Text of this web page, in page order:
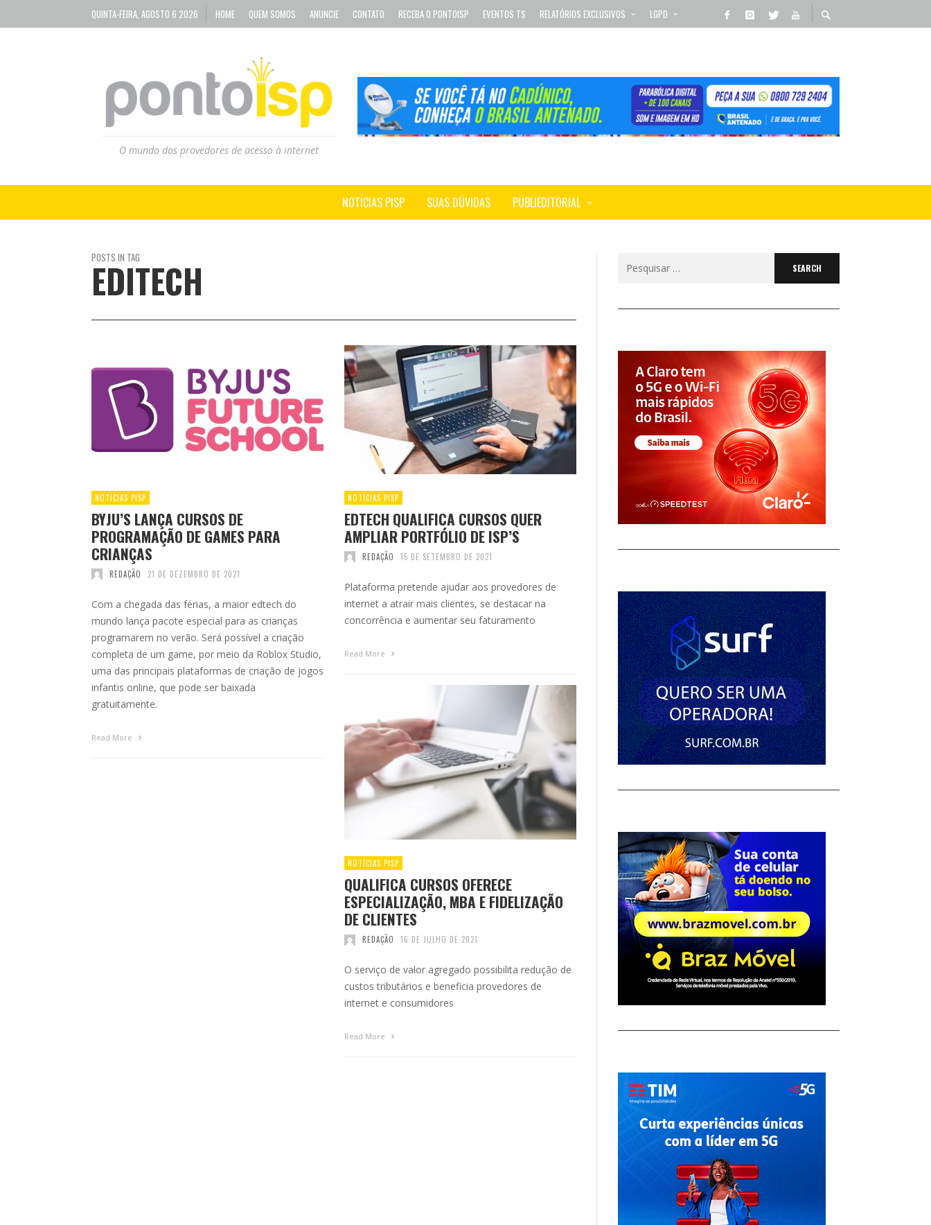
QUINTA-FEIRA, AGOSTO 6 2026 HOME QUEM SOMOS ANUNCIE CONTATO RECEBA O PONTOISP EVENTOS TS RELATÓRIOS EXCLUSIVOS LGPD
O mundo dos provedores de acesso à internet
NOTÍCIAS PISP SUAS DÚVIDAS PUBLIEDITORIAL
POSTS IN TAG
EDITECH
NOTÍCIAS PISP
BYJU’S LANÇA CURSOS DE
PROGRAMAÇÃO DE GAMES PARA
CRIANÇAS
REDAÇÃO 21 DE DEZEMBRO DE 2021
Com a chegada das férias, a maior edtech do
mundo lança pacote especial para as crianças
programarem no verão. Será possível a criação
completa de um game, por meio da Roblox Studio,
uma das principais plataformas de criação de jogos
infantis online, que pode ser baixada
gratuitamente.
Read More
NOTÍCIAS PISP
EDTECH QUALIFICA CURSOS QUER
AMPLIAR PORTFÓLIO DE ISP’S
REDAÇÃO 15 DE SETEMBRO DE 2021
Plataforma pretende ajudar aos provedores de
internet a atrair mais clientes, se destacar na
concorrência e aumentar seu faturamento
Read More
NOTÍCIAS PISP
QUALIFICA CURSOS OFERECE
ESPECIALIZAÇÃO, MBA E FIDELIZAÇÃO
DE CLIENTES
REDAÇÃO 16 DE JULHO DE 2021
O serviço de valor agregado possibilita redução de
custos tributários e beneficia provedores de
internet e consumidores
Read More